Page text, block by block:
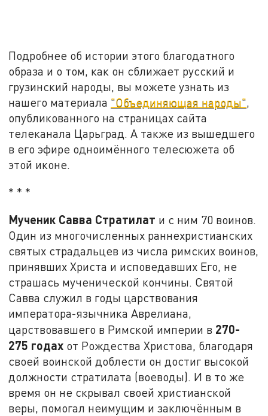
Подробнее об истории этого благодатного
образа и о том, как он сближает русский и
грузинский народы, вы можете узнать из
нашего материала "Объединяющая народы",
опубликованного на страницах сайта
телеканала Царьград. А также из вышедшего
в его эфире одноимённого телесюжета об
этой иконе.
* * *
Мученик Савва Стратилат и с ним 70 воинов.
Один из многочисленных раннехристианских
святых страдальцев из числа римских воинов,
принявших Христа и исповедавших Его, не
страшась мученической кончины. Святой
Савва служил в годы царствования
императора-язычника Аврелиана,
царствовавшего в Римской империи в 270-
275 годах от Рождества Христова, благодаря
своей воинской доблести он достиг высокой
должности стратилата (воеводы). И в то же
время он не скрывал своей христианской
веры, помогал неимущим и заключённым в